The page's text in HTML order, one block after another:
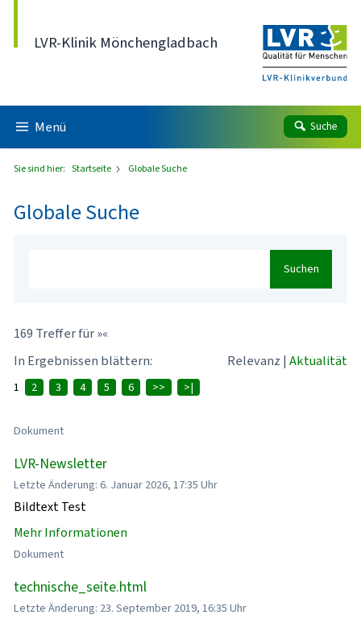
LVR-Klinik Mönchengladbach
Menü Suche
Sie sind hier: Startseite Globale Suche
Globale Suche
Suchen
169 Treffer für »«
In Ergebnissen blättern:
Relevanz | Aktualität
1 2 3 4 5 6 >> >|
Dokument
LVR-Newsletter
Letzte Änderung: 6. Januar 2026, 17:35 Uhr
Bildtext Test
Mehr Informationen
Dokument
technische_seite.html
Letzte Änderung: 23. September 2019, 16:35 Uhr